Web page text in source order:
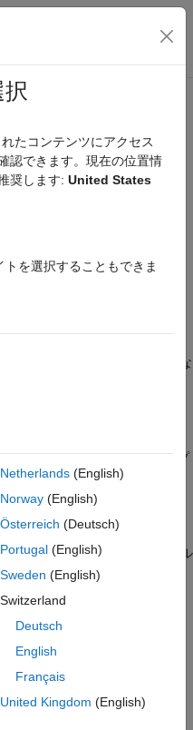
ゲーション メ
リプト
実行可能ファイルの拡張子を
例として、
な
いずれかの操作が行われると
び出します。
をクリックするか、UNIX®
プ
作を行う。
フォルダーにfinish.m
ファイル
コマンドを追加します。
ると、
く、finish ファイルを修正でき
たコンテンツにアクセス
認できます。現在の位置情
奨します: United States
を選択することもできま
Netherlands(English)
Norway(English)
Österreich (Deutsch)
Portugal(English)
Sweden (English)
Switzerland
Deutsch
English
Français
United Kingdom (English)